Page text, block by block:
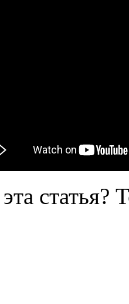
статья?